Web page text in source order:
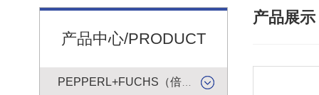
产品中心/PRODUCT
产品展示